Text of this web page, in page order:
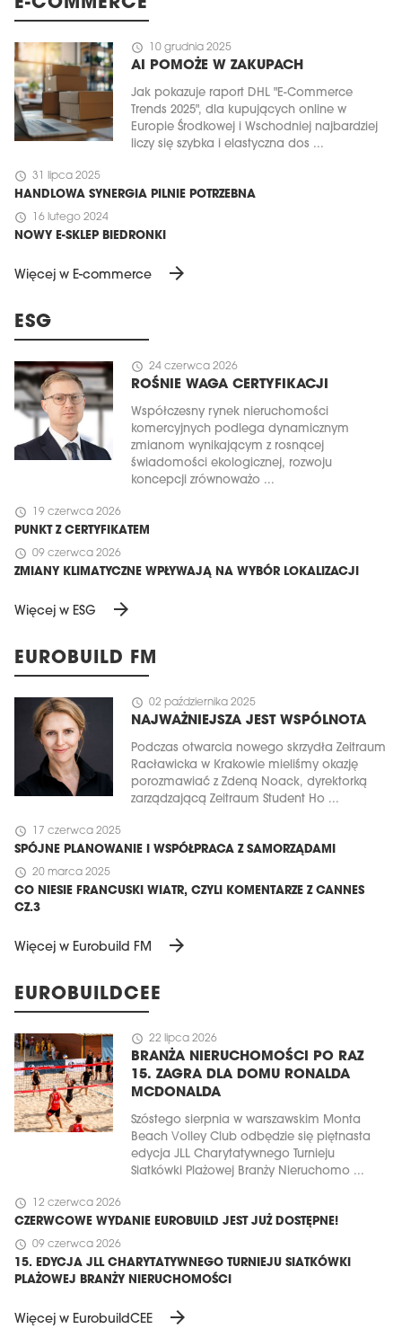
E-COMMERCE
schedule 10 grudnia 2025
AI POMOŻE W ZAKUPACH
Jak pokazuje raport DHL "E-Commerce
Trends 2025", dla kupujących online w
Europie Środkowej i Wschodniej najbardziej
liczy się szybka i elastyczna dos ...
schedule 31 lipca 2025
HANDLOWA SYNERGIA PILNIE POTRZEBNA
schedule 16 lutego 2024
NOWY E-SKLEP BIEDRONKI
Więcej w E-commerce arrow_forward
ESG
schedule 24 czerwca 2026
ROŚNIE WAGA CERTYFIKACJI
Współczesny rynek nieruchomości
komercyjnych podlega dynamicznym
zmianom wynikającym z rosnącej
świadomości ekologicznej, rozwoju
koncepcji zrównoważo ...
schedule 19 czerwca 2026
PUNKT Z CERTYFIKATEM
schedule 09 czerwca 2026
ZMIANY KLIMATYCZNE WPŁYWAJĄ NA WYBÓR LOKALIZACJI
Więcej w ESG arrow_forward
EUROBUILD FM
schedule 02 października 2025
NAJWAŻNIEJSZA JEST WSPÓLNOTA
Podczas otwarcia nowego skrzydła Zeitraum
Racławicka w Krakowie mieliśmy okazję
porozmawiać z Zdeną Noack, dyrektorką
zarządzającą Zeitraum Student Ho ...
schedule 17 czerwca 2025
SPÓJNE PLANOWANIE I WSPÓŁPRACA Z SAMORZĄDAMI
schedule 20 marca 2025
CO NIESIE FRANCUSKI WIATR, CZYLI KOMENTARZE Z CANNES
CZ.3
Więcej w Eurobuild FM arrow_forward
EUROBUILDCEE
schedule 22 lipca 2026
BRANŻA NIERUCHOMOŚCI PO RAZ
15. ZAGRA DLA DOMU RONALDA
MCDONALDA
Szóstego sierpnia w warszawskim Monta
Beach Volley Club odbędzie się piętnasta
edycja JLL Charytatywnego Turnieju
Siatkówki Plażowej Branży Nieruchomo ...
schedule 12 czerwca 2026
CZERWCOWE WYDANIE EUROBUILD JEST JUŻ DOSTĘPNE!
schedule 09 czerwca 2026
15. EDYCJA JLL CHARYTATYWNEGO TURNIEJU SIATKÓWKI
PLAŻOWEJ BRANŻY NIERUCHOMOŚCI
Więcej w EurobuildCEE arrow_forward